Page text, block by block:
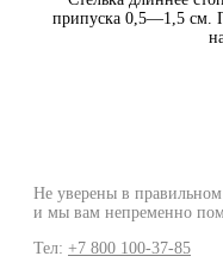
припуска 0,5—1,5 см.
Не уверены в
и мы вам непременно
Тел: +7 800 100-37-85